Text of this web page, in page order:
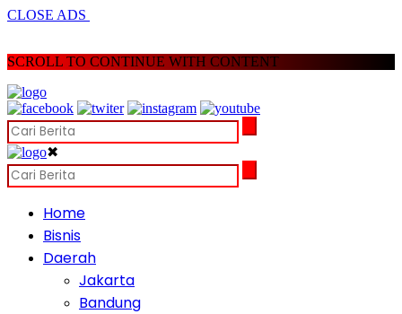
CLOSE ADS
SCROLL TO CONTINUE WITH CONTENT
✖
Home
Bisnis
Daerah
Jakarta
Bandung